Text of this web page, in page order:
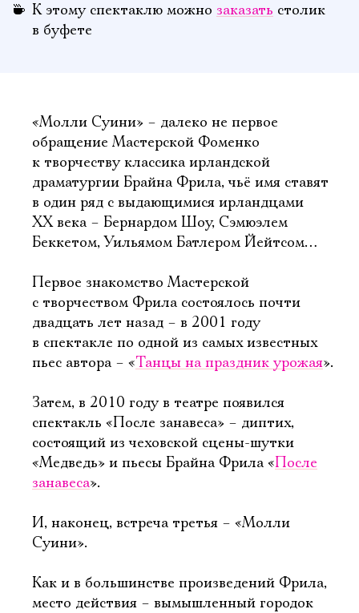
К этому спектаклю можно заказать столик
в буфете
«Молли Суини» – далеко не первое
обращение Мастерской Фоменко
к творчеству классика ирландской
драматургии Брайна Фрила, чьё имя ставят
в один ряд с выдающимися ирландцами
XX века – Бернардом Шоу, Сэмюэлем
Беккетом, Уильямом Батлером Йейтсом…
Первое знакомство Мастерской
с творчеством Фрила состоялось почти
двадцать лет назад – в 2001 году
в спектакле по одной из самых известных
пьес автора – «Танцы на праздник урожая».
Затем, в 2010 году в театре появился
спектакль «После занавеса» – диптих,
состоящий из чеховской сцены-шутки
«Медведь» и пьесы Брайна Фрила «После
занавеса».
И, наконец, встреча третья – «Молли
Суини».
Как и в большинстве произведений Фрила,
место действия – вымышленный городок